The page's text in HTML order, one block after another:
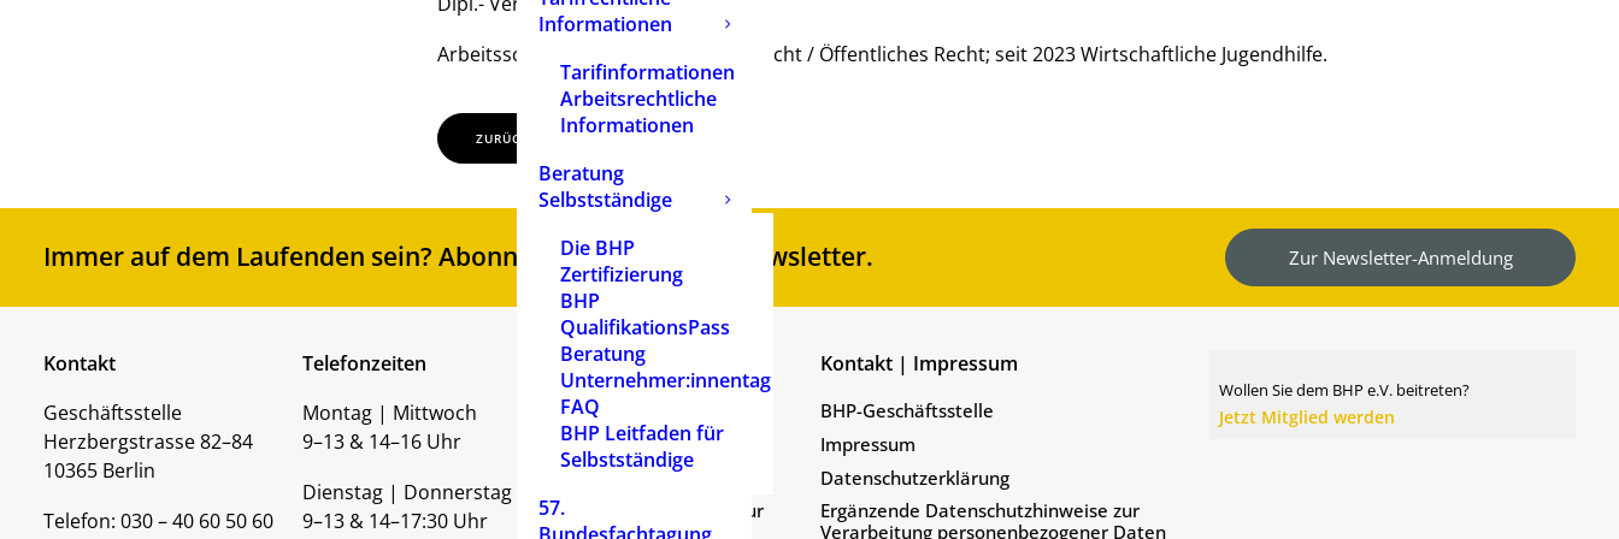
Informationen
Tarifinformationen
Arbeitsrechtliche
Informationen
Beratung
Selbstständige
Die BHP
Zertifizierung
BHP
QualifikationsPass
Beratung
Unternehmer:innentag
FAQ
BHP Leitfaden für
Selbstständige
57.
Arbeitsschwerpunkte: Verwaltungsrecht / Öffentliches Recht; seit 2023 Wirtschaftliche Jugendhilfe.
ZURÜCK
Immer auf dem Laufenden sein? Abonnieren Sie unseren Newsletter. Zur Newsletter-Anmeldung
Kontakt
Geschäftsstelle
Herzbergstrasse 82–84
10365 Berlin
Telefon: 030 – 40 60 50 60
Telefonzeiten
Montag | Mittwoch
9–13 & 14–16 Uhr
Dienstag | Donnerstag
9–13 & 14–17:30 Uhr
Shop
Widerrufsbelehrung
Zahlungsarten
Rechtliche Hinweise zur
Ihrer Bestellung
Kontakt | Impressum
BHP-Geschäftsstelle
Impressum
Datenschutzerklärung
Ergänzende Datenschutzhinweise zur
Verarbeitung personenbezogener Daten
Wollen Sie dem BHP e.V. beitreten?
Jetzt Mitglied werden